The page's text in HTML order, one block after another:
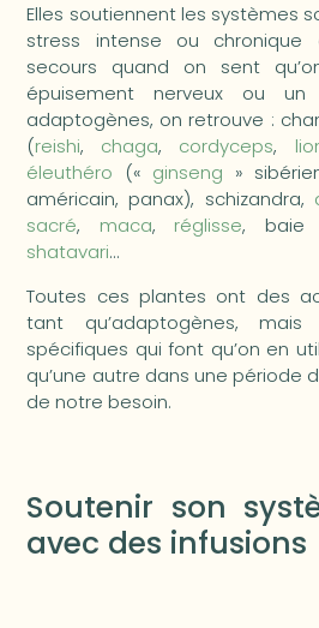
Elles soutiennent les systèmes
stress intense ou
secours quand on sent
épuisement nerveux ou un
adaptogènes, on retrouve :
(reishi, chaga, cordyceps,
éleuthéro (« ginseng »
américain, panax), schizandra,
sacré, maca, réglisse, baie
shatavari…
Toutes ces plantes ont des
tant qu’adaptogènes,
spécifiques qui font qu’on en
qu’une autre dans une période
de notre besoin.
Soutenir son
avec des infusions